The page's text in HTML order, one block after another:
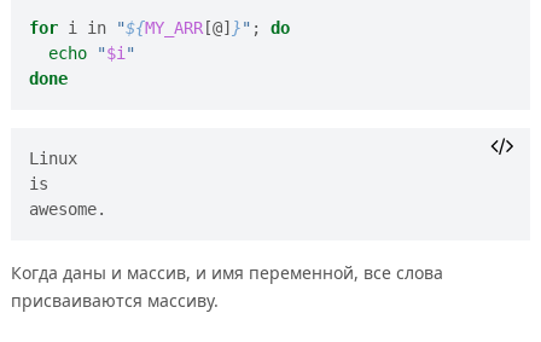
for i in "${MY_ARR[@] }" ;
do
echo
"$i "
done
Linux
is
Когда даны и массив, и имя переменной, все слова
присваиваются массиву.